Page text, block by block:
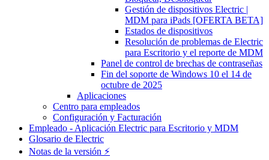
Gestión de dispositivos Electric |
MDM para iPads [OFERTA BETA]
Estados de dispositivos
Resolución de problemas de Electric
para Escritorio y el reporte de MDM
Panel de control de brechas de contraseñas
Fin del soporte de Windows 10 el 14 de
octubre de 2025
Aplicaciones
Centro para empleados
Configuración y Facturación
Empleado - Aplicación Electric para Escritorio y MDM
Glosario de Electric
Notas de la versión ⚡️